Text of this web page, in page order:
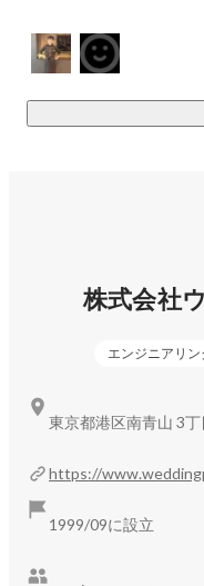
株式会社
エンジニアリン
https://
1999/09に設立
東京都港区南青山 3